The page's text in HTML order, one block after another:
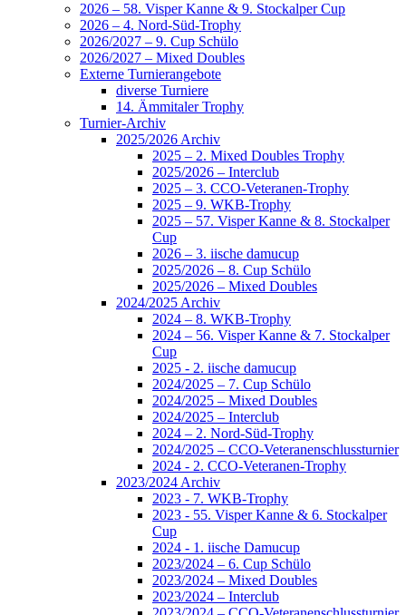
2026 – 58. Visper Kanne & 9. Stockalper Cup
2026 – 4. Nord-Süd-Trophy
2026/2027 – 9. Cup Schülo
2026/2027 – Mixed Doubles
Externe Turnierangebote
diverse Turniere
14. Ämmitaler Trophy
Turnier-Archiv
2025/2026 Archiv
2025 – 2. Mixed Doubles Trophy
2025/2026 – Interclub
2025 – 3. CCO-Veteranen-Trophy
2025 – 9. WKB-Trophy
2025 – 57. Visper Kanne & 8. Stockalper
Cup
2026 – 3. iische damucup
2025/2026 – 8. Cup Schülo
2025/2026 – Mixed Doubles
2024/2025 Archiv
2024 – 8. WKB-Trophy
2024 – 56. Visper Kanne & 7. Stockalper
Cup
2025 - 2. iische damucup
2024/2025 – 7. Cup Schülo
2024/2025 – Mixed Doubles
2024/2025 – Interclub
2024 – 2. Nord-Süd-Trophy
2024/2025 – CCO-Veteranenschlussturnier
2024 - 2. CCO-Veteranen-Trophy
2023/2024 Archiv
2023 - 7. WKB-Trophy
2023 - 55. Visper Kanne & 6. Stockalper
Cup
2024 - 1. iische Damucup
2023/2024 – 6. Cup Schülo
2023/2024 – Mixed Doubles
2023/2024 – Interclub